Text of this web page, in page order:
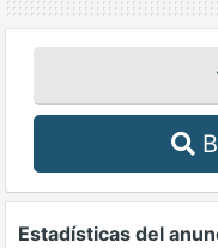
Estadísticas del